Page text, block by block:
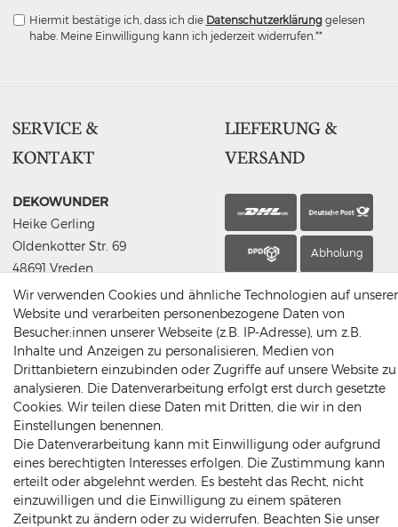
Hiermit bestätige ich, dass ich die Daten­schutz­erklärunggelesen
habe. Meine Einwilligung kann ich jederzeit widerrufen.**
SERVICE &
KONTAKT
DEKOWUNDER
Heike Gerling
Oldenkotter Str. 69
48691 Vreden
Germany
(0049) 2564 / 950 90 00
info@dekowunder.de
LIEFERUNG &
VERSAND
Abholung
ZAHLUNGSARTEN
Datenschutz
Versand
Impressum
Wir verwenden Cookies und ähnliche Technologien auf unserer
Website und verarbeiten personenbezogene Daten von
Besucher:innen unserer Webseite (z.B. IP-Adresse), um z.B.
Inhalte und Anzeigen zu personalisieren, Medien von
Drittanbietern einzubinden oder Zugriffe auf unsere Website zu
analysieren. Die Datenverarbeitung erfolgt erst durch gesetzte
Cookies. Wir teilen diese Daten mit Dritten, die wir in den
Einstellungen benennen.
Die Datenverarbeitung kann mit Einwilligung oder aufgrund
eines berechtigten Interesses erfolgen. Die Zustimmung kann
erteilt oder abgelehnt werden. Es besteht das Recht, nicht
einzuwilligen und die Einwilligung zu einem späteren
Zeitpunkt zu ändern oder zu widerrufen. Beachten Sie unser